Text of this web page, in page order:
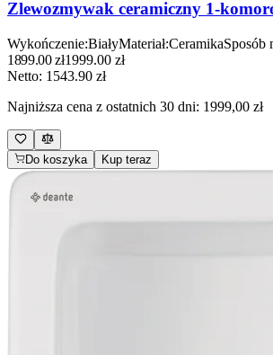
Zlewozmywak ceramiczny 1-
Wykończenie:BiałyMateriał:CeramikaSposób
1899.00zł1999.00zł
Netto: 1543.90 zł
Najniższa cena z ostatnich 30 dni: 1999,00 zł
Do koszyka Kup teraz